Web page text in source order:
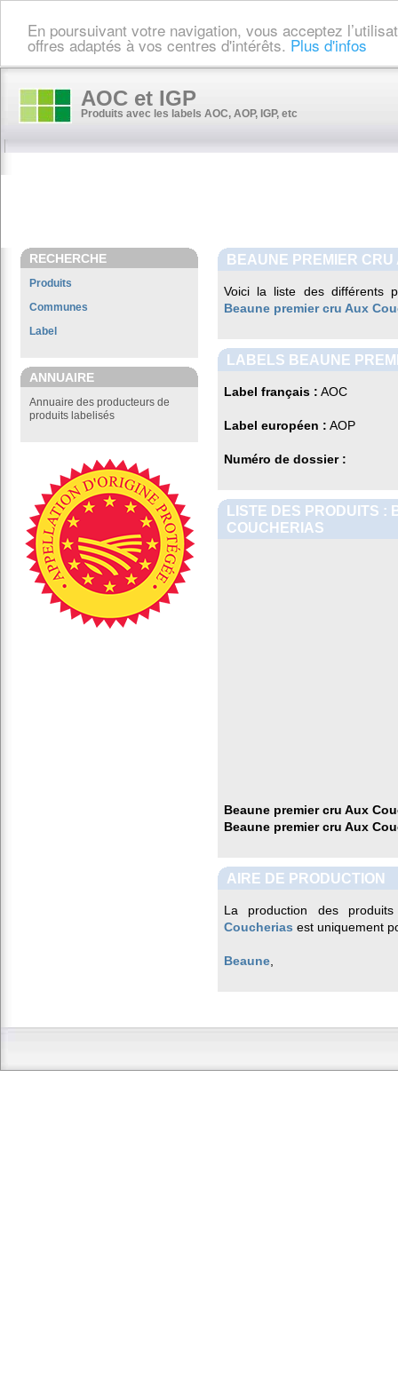
En poursuivant votre navigation, vous acceptez
offres adaptés à vos centres d'intérêts. Plus d'infos
AOC et IGP
Produits avec les labels AOC, AOP, IGP, etc
RECHERCHE
Produits
Communes
Label
ANNUAIRE
Annuaire des producteurs de
produits labelisés
BEAUNE PREMIER
Voici la liste des différents
Beaune premier cru Aux
LABELS BEAUNE
Label français : AOC
Label européen : AOP
Numéro de dossier :
LISTE DES PRODUITS :
COUCHERIAS
Beaune premier cru Aux
Beaune premier cru Aux
AIRE DE PRODUCTION
La production des
Coucherias est uniquement
Beaune